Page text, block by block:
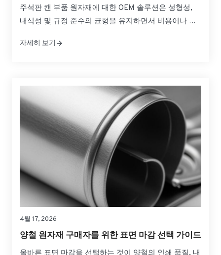
주석판 캔 부품 원자재에 대한 OEM 솔루션은 성형성,
내식성 및 규정 준수의 균형을 유지하면서 비용이나 일
체, 끝단 및 탭에 대한 사양을 실용적인 선택으로 변환하
자세히 보기
4월 17, 2026
양철 원자재 구매자를 위한 표면 마감 선택 가이드